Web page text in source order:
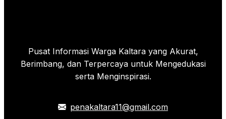
Pusat Informasi Warga Kaltara yang Akurat,
Berimbang, dan Terpercaya untuk Mengedukasi
serta Menginspirasi.
penakaltara11@gmail.com